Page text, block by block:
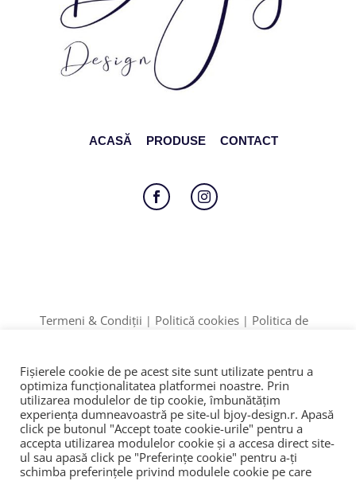
ACASĂ PRODUSE CONTACT
Termeni & Condiții | Politică cookies | Politica de
© 2023| ANPC|SOL
Fișierele cookie de pe acest site sunt utilizate pentru a
optimiza funcţionalitatea platformei noastre. Prin
utilizarea modulelor de tip cookie, îmbunătăţim
experienţa dumneavoastră pe site-ul bjoy-design.r. Apasă
click pe butonul "Accept toate cookie-urile" pentru a
accepta utilizarea modulelor cookie şi a accesa direct site-
ul sau apasă click pe "Preferințe cookie" pentru a-ţi
schimba preferinţele privind modulele cookie pe care